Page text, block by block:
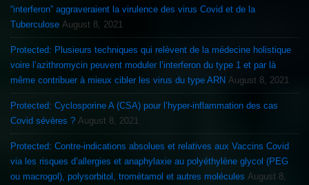
“interferon” aggraveraient la virulence des virus Covid et de la
Tuberculose August 8, 2021
Protected: Plusieurs techniques qui relèvent de la médecine holistique
voire l’azithromycin peuvent moduler l’interferon du type 1 et par là
même contribuer à mieux cibler les virus du type ARN August 8, 2021
Protected: Cyclosporine A (CSA) pour l’hyper-inflammation des cas
Covid sévères ? August 8, 2021
Protected: Contre-indications absolues et relatives aux Vaccins Covid
via les risques d’allergies et anaphylaxie au polyéthylène glycol (PEG
ou macrogol), polysorbitol, trométamol et autres molécules August 8,